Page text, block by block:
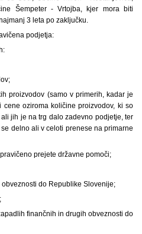
Šempeter - Vrtojba, kjer mora biti
3 leta po zaključku.
podjetja:
proizvodov (samo v primerih, kadar je
oziroma količine proizvodov, ki so
jih je na trg dalo zadevno podjetje, ter
delno ali v celoti prenese na primarne
prejete državne pomoči;
do Republike Slovenije;
finančnih in drugih obveznosti do